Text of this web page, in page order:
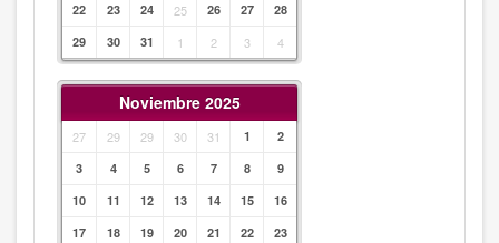
22
23 24 25 26 27
28
29
30 31 1 2 3 4
Noviembre 2025
27 29 29 30 31 1
2
3
4 5 6 7 8
9
10
11 12 13 14 15
16
17
18 19 20 21 22
23